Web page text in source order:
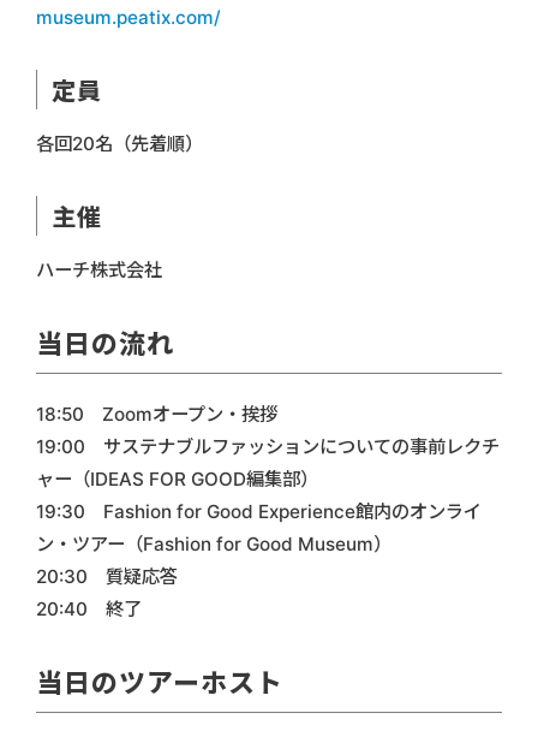
museum.peatix.com/
定員
各回20名（先着順）
主催
ハーチ株式会社
当日の流れ
18:50 Zoomオープン・挨拶
19:00 サステナブルファッションについての事前レクチ
ャー（IDEAS FOR GOOD編集部）
19:30 Fashion for Good Experience館内のオンライ
ン・ツアー（Fashion for Good Museum）
20:30 質疑応答
20:40 終了
当日のツアーホスト